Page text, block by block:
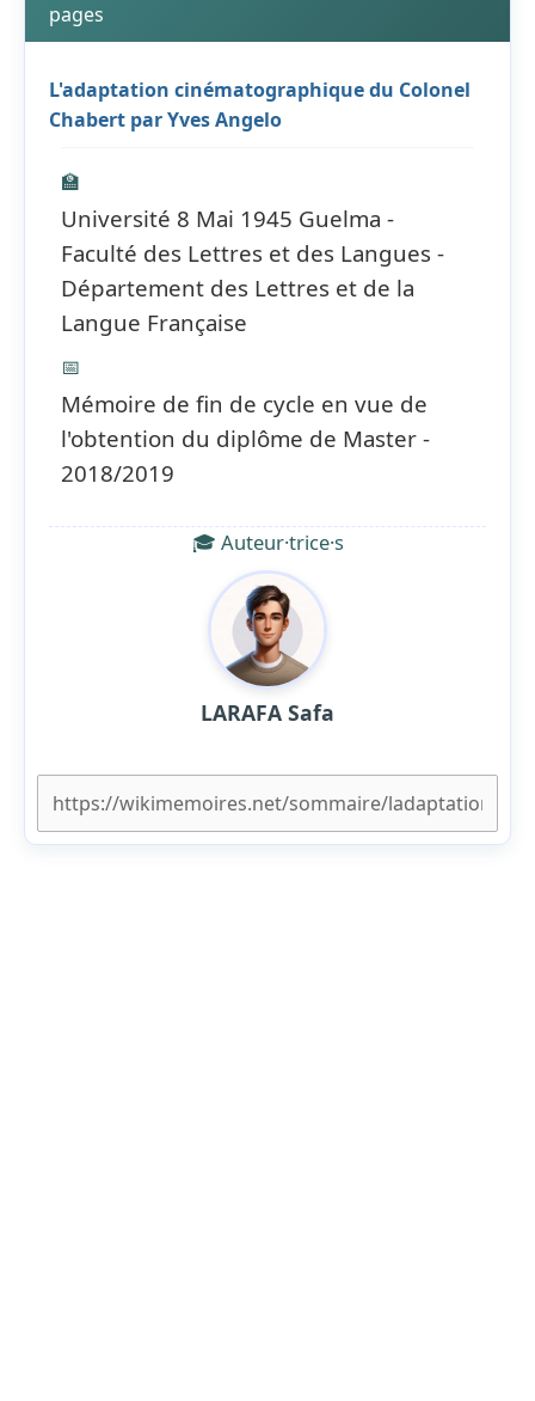
pages
L'adaptation cinématographique du Colonel
Chabert par Yves Angelo
🏫
Université 8 Mai 1945 Guelma -
Faculté des Lettres et des Langues -
Département des Lettres et de la
Langue Française
📅
Mémoire de fin de cycle en vue de
l'obtention du diplôme de Master -
2018/2019
🎓 Auteur·trice·s
LARAFA Safa